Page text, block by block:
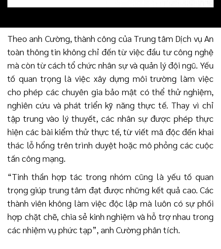
Theo anh Cường, thành công của Trung tâm Dịch vụ An
toàn thông tin không chỉ đến từ việc đầu tư công nghệ
mà còn từ cách tổ chức nhân sự và quản lý đội ngũ. Yếu
tố quan trọng là việc xây dựng môi trường làm việc
cho phép các chuyên gia bảo mật có thể thử nghiệm,
nghiên cứu và phát triển kỹ năng thực tế. Thay vì chỉ
tập trung vào lý thuyết, các nhân sự được phép thực
hiện các bài kiểm thử thực tế, từ viết mã độc đến khai
thác lỗ hổng trên trình duyệt hoặc mô phỏng các cuộc
tấn công mạng.
“Tinh thần hợp tác trong nhóm cũng là yếu tố quan
trọng giúp trung tâm đạt được những kết quả cao. Các
thành viên không làm việc độc lập mà luôn có sự phối
hợp chặt chẽ, chia sẻ kinh nghiệm và hỗ trợ nhau trong
các nhiệm vụ phức tạp”, anh Cường phân tích.